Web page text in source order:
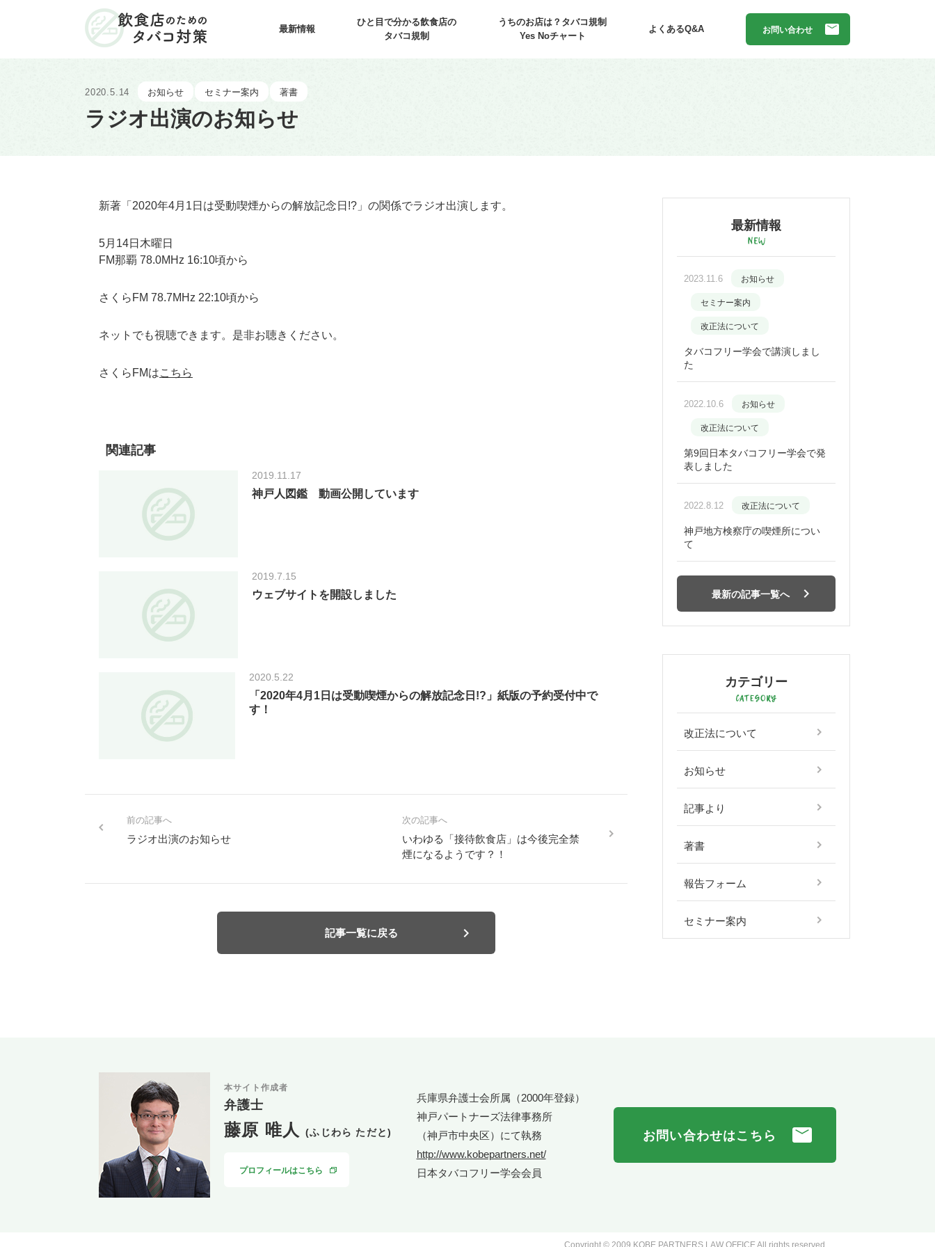
最新情報
ひと目で分かる飲食店の
タバコ規制
うちのお店は？タバコ規制
Yes Noチャート
よくあるQ&A お問い合わせ
2020.5.14 お知らせ セミナー案内 著書
ラジオ出演のお知らせ
新著「2020年4月1日は受動喫煙からの解放記念日!?」の関係でラジオ出演します。
5月14日木曜日
FM那覇 78.0MHz 16:10頃から
さくらFM 78.7MHz 22:10頃から
ネットでも視聴できます。是非お聴きください。
さくらFMはこちら
関連記事
2019.11.17
神戸人図鑑 動画公開しています
2019.7.15
ウェブサイトを開設しました
2020.5.22
「2020年4月1日は受動喫煙からの解放記念日!?」紙版の予約受付中で
す！
前の記事へ
ラジオ出演のお知らせ
次の記事へ
いわゆる「接待飲食店」は今後完全禁
煙になるようです？！
記事一覧に戻る
最新情報
2023.11.6 お知らせ
セミナー案内
改正法について
タバコフリー学会で講演しまし
た
2022.10.6 お知らせ
改正法について
第9回日本タバコフリー学会で発
表しました
2022.8.12 改正法について
神戸地方検察庁の喫煙所につい
て
最新の記事一覧へ
カテゴリー
改正法について
お知らせ
記事より
著書
報告フォーム
セミナー案内
本サイト作成者
弁護士
藤原 唯人(ふじわら ただと)
プロフィールはこちら
兵庫県弁護士会所属（2000年登録）
神戸パートナーズ法律事務所
（神戸市中央区）にて執務
http://www.kobepartners.net/
日本タバコフリー学会会員
お問い合わせはこちら
Copyright © 2009 KOBE PARTNERS LAW OFFICEAll rights reserved.